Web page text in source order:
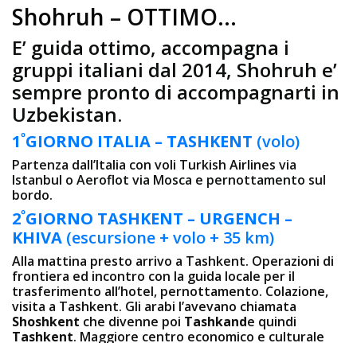
Shohruh – OTTIMO…
E’ guida ottimo, accompagna i
gruppi italiani dal 2014, Shohruh e’
sempre pronto di accompagnarti in
Uzbekistan.
1ºGIORNO ITALIA – TASHKENT (volo)
Partenza dall’Italia con voli Turkish Airlines via
Istanbul o Aeroflot via Mosca e pernottamento sul
bordo.
2ºGIORNO TASHKENT – URGENCH –
KHIVA (escursione + volo + 35 km)
Alla mattina presto arrivo a Tashkent. Operazioni di
frontiera ed incontro con la guida locale per il
trasferimento all’hotel, pernottamento. Colazione,
visita a Tashkent. Gli arabi l’avevano chiamata
Shoshkent che divenne poi Tashkande quindi
Tashkent. Maggiore centro economico e culturale